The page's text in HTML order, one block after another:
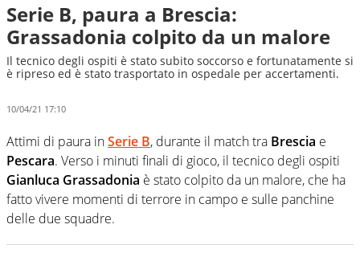
Serie B, paura a Brescia:
Grassadonia colpito da un malore
Il tecnico degli ospiti è stato subito soccorso e fortunatamente si
è ripreso ed è stato trasportato in ospedale per accertamenti.
10/04/21 17:10
Attimi di paura inSerie B, durante il match tra Brescia e
Pescara. Verso i minuti finali di gioco, il tecnico degli ospiti
Gianluca Grassadonia è stato colpito da un malore, che ha
fatto vivere momenti di terrore in campo e sulle panchine
delle due squadre.